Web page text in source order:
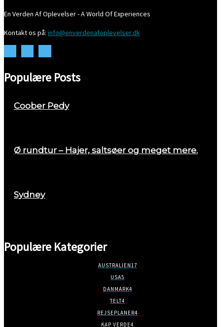
En Verden Af Oplevelser - A World Of Experiences
Kontakt os på: info@enverdenafoplevelser.dk
Populære Posts
Coober Pedy
Ø rundtur – Hajer, saltsøer og meget mere.
Sydney
Populære Kategorier
AUSTRALIEN17
USA5
DANMARK4
TELT4
REJSEPLANER4
KAP VERDE4